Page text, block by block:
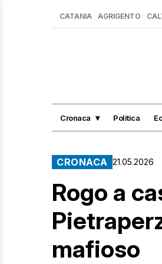
CATANIA AGRIGENTO
Cronaca Politica
CRONACA 21.05.2026
Rogo a
mafioso